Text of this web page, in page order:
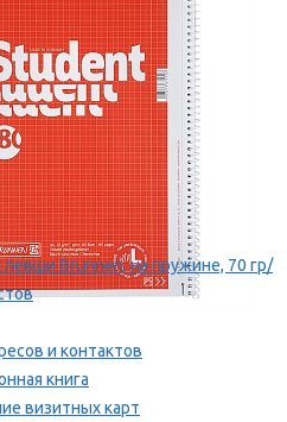
Brunnen, на пружине, 70 гр/
и контактов
книга
визитных карт